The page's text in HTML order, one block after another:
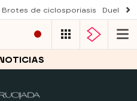
Brotes de ciclosporiasis Duelo